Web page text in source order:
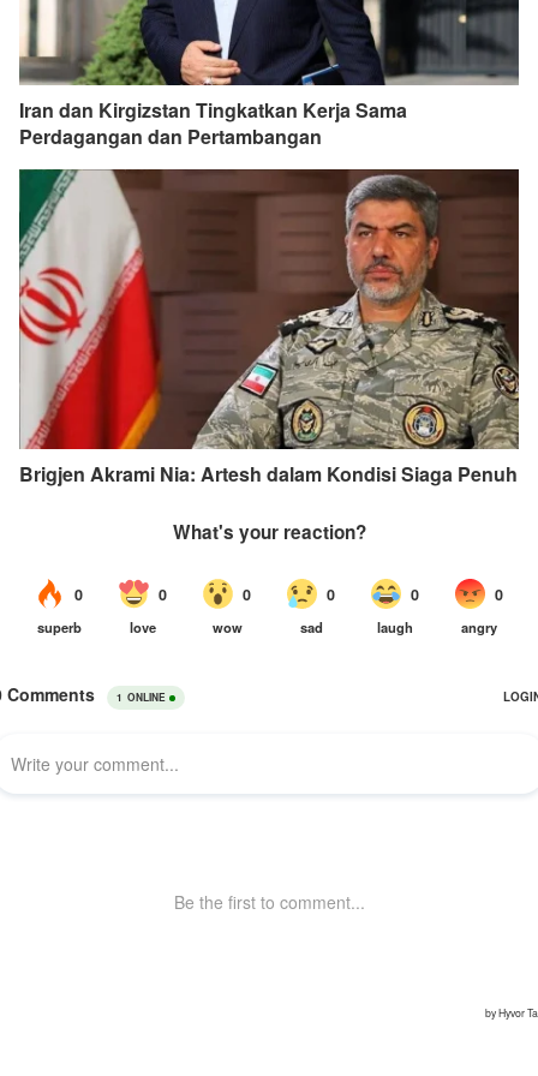
Iran dan Kirgizstan Tingkatkan Kerja Sama
Perdagangan dan Pertambangan
Brigjen Akrami Nia: Artesh dalam Kondisi Siaga Penuh